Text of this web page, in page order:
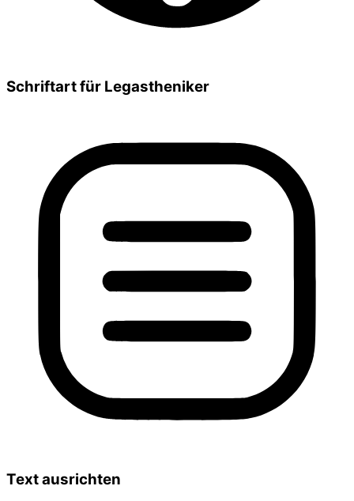
Schriftart für Legastheniker
Text ausrichten